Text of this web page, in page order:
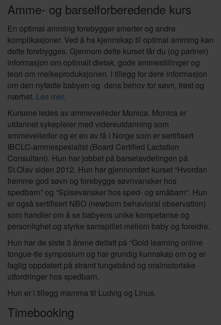
Amme- og barselforberedende kurs
En optimal amming forebygger smerter og andre
komplikasjoner. Ved å ha kjennskap til optimal amming kan
dette forebygges. Gjennom dette kurset får du (og partner)
informasjon om optimalt dietak, gode ammestillinger og
teori om melkeproduksjonen. I tillegg for dere informasjon
om den nyfødte babyen og dens behov for søvn, trøst og
nærhet. Les mer.
Kursene ledes av ammeveileder Monica. Monica er
utdannet sykepleier med videreutdanning som
ammeveileder og er en av få i Norge som er sertifisert
IBCLC-ammespesialist (Board Certified Lactation
Consultant). Hun har jobbet på barselavdelingen på
St.Olav siden 2012. Hun har gjennomført kurset “Hvordan
fremme god søvn og forebygge søvnvansker hos
spedbarn” og “Spisevansker hos sped- og småbarn”. Hun
er også sertifisert NBO (newborn behavioral observation)
som handler om å se babyens unike kompetanse og
personlighet og styrke samspillet mellom baby og foreldre.
Hun har de siste 3 årene deltatt på “Gold learning online
tongue-tie symposium og har grundig kunnskap om og er
faglig oppdatert på stramt tungebånd og oralmotoriske
utfordringer hos spedbarn.
Hun er i tillegg mamma til Ludvig og Linus.
Timebooking